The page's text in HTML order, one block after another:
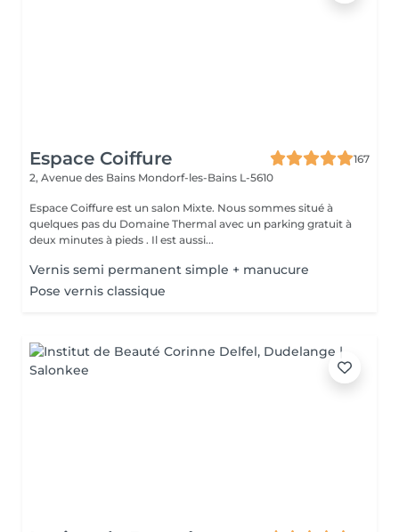
Espace Coiffure
167
2, Avenue des Bains Mondorf-les-Bains L-5610
Espace Coiffure est un salon Mixte. Nous sommes situé à
quelques pas du Domaine Thermal avec un parking gratuit à
deux minutes à pieds . Il est aussi...
Vernis semi permanent simple + manucure
Pose vernis classique